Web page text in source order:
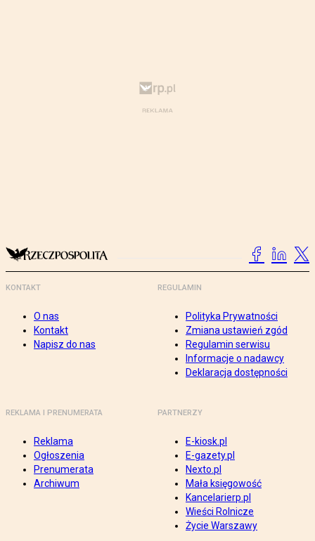
KONTAKT
O nas
Kontakt
Napisz do nas
REGULAMIN
Polityka Prywatności
Zmiana ustawień zgód
Regulamin serwisu
Informacje o nadawcy
Deklaracja dostępności
REKLAMA I PRENUMERATA
Reklama
Ogłoszenia
Prenumerata
Archiwum
PARTNERZY
E-kiosk.pl
E-gazety.pl
Nexto.pl
Mała księgowość
Kancelarierp.pl
Wieści Rolnicze
Życie Warszawy